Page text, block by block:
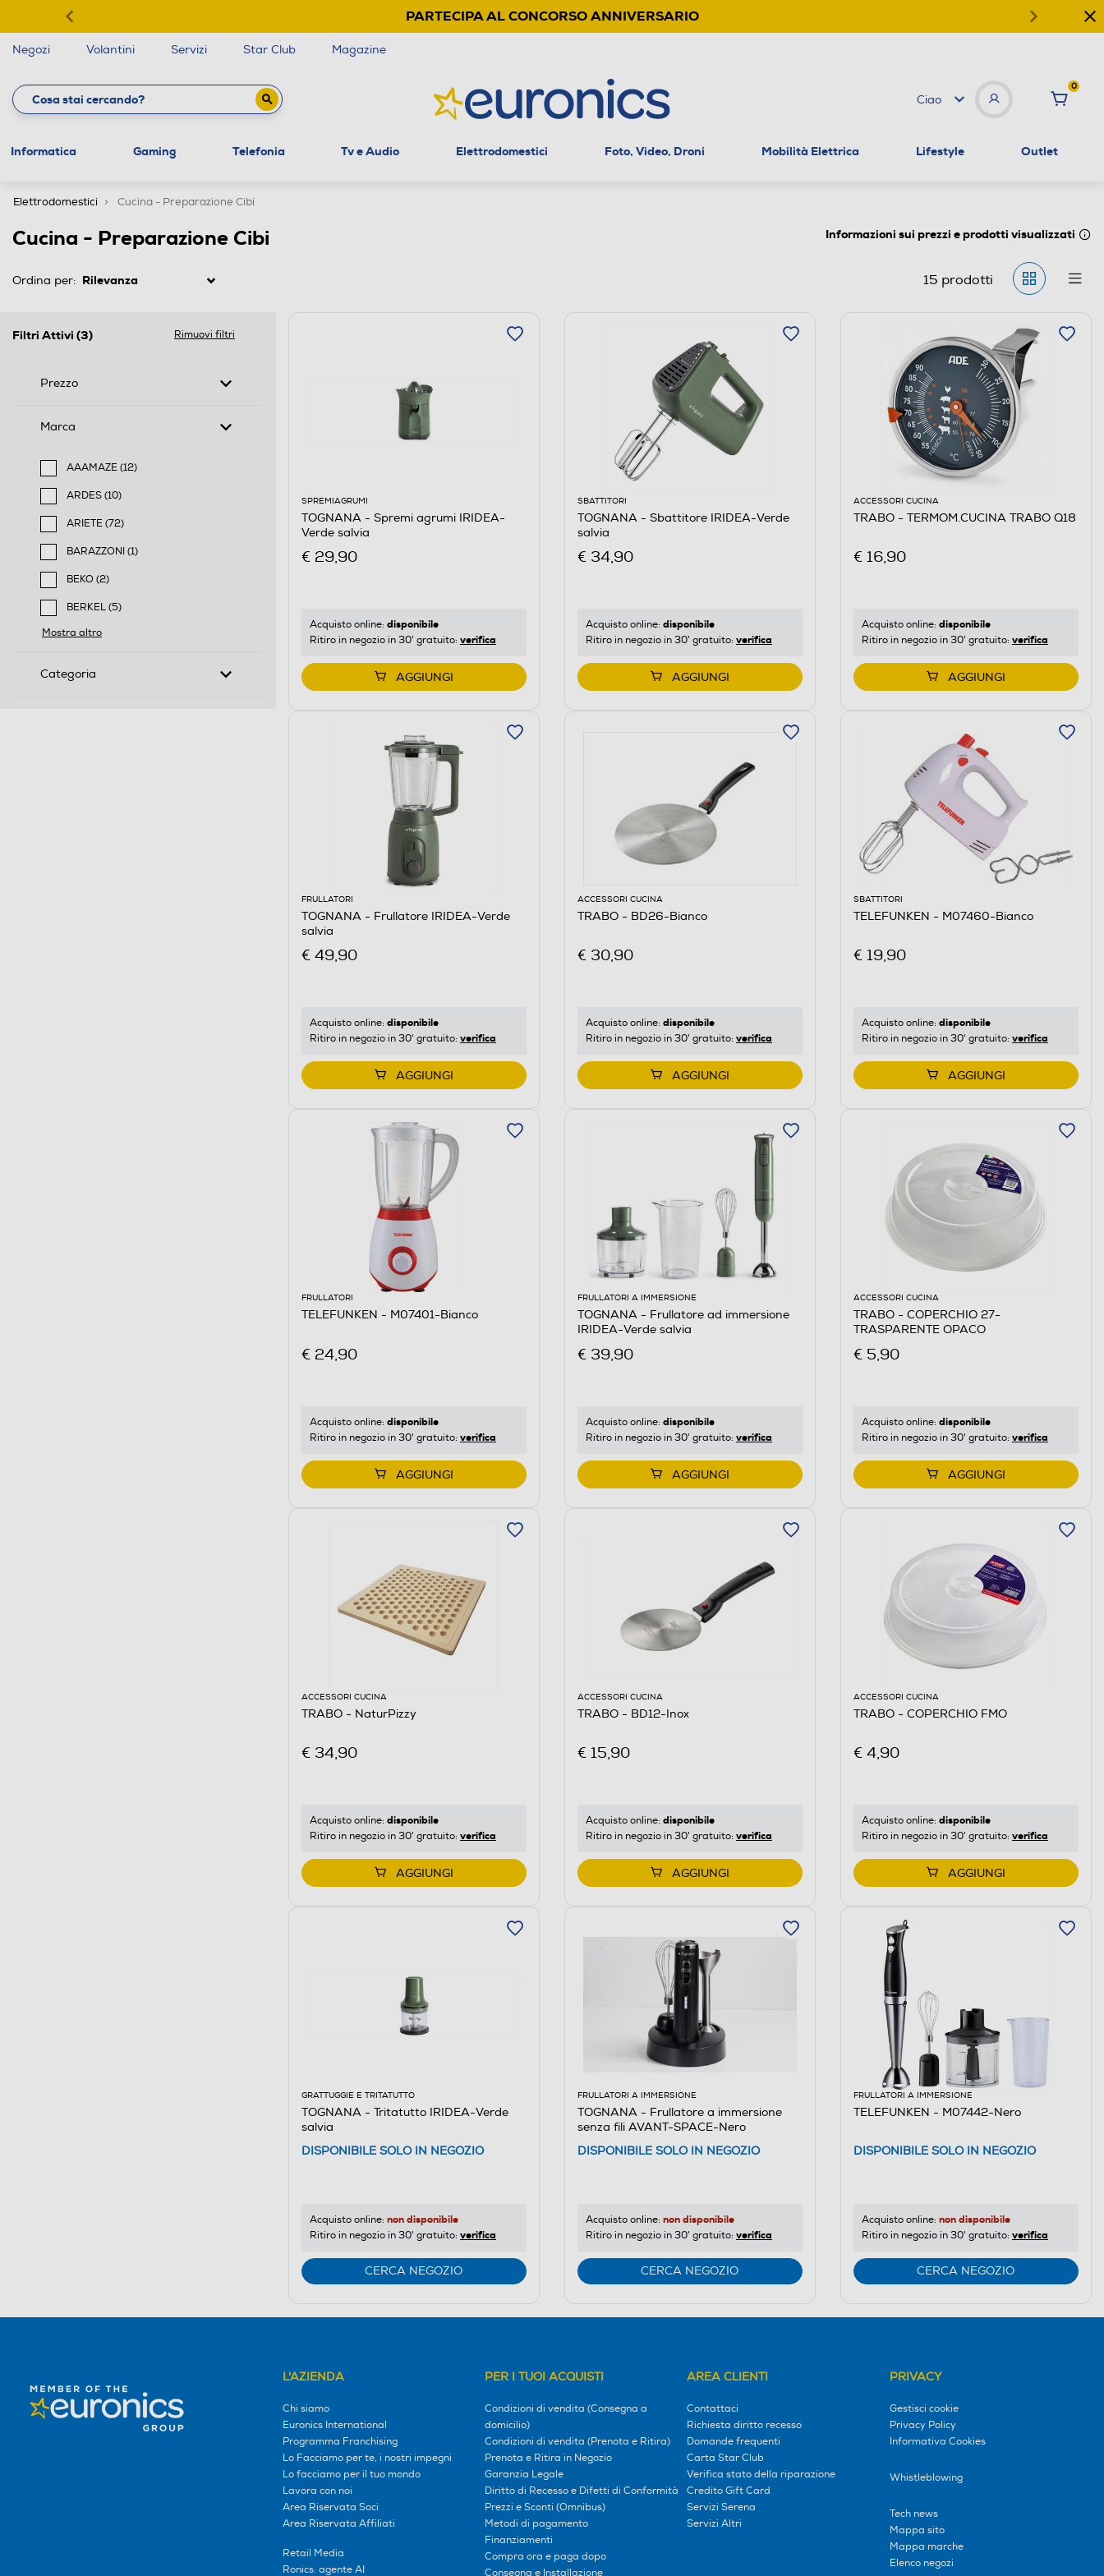
PARTECIPA AL CONCORSO ANNIVERSARIO
Negozi Volantini Servizi Star Club Magazine
Ciao
0
Informatica Gaming Telefonia Tv e Audio Elettrodomestici Foto, Video, Droni Mobilità Elettrica Lifestyle Outlet
Elettrodomestici Cucina - Preparazione Cibi
Cucina - Preparazione Cibi Informazioni sui prezzi e prodotti visualizzati
Ordina per: 15 prodotti
Filtri Attivi (3) Rimuovi filtri
Prezzo
Marca
AAAMAZE (12)
Filtra per Marca: AAAMAZE
ARDES (10)
Filtra per Marca: ARDES
ARIETE (72)
Filtra per Marca: ARIETE
BARAZZONI (1)
Filtra per Marca: BARAZZONI
BEKO (2)
Filtra per Marca: BEKO
BERKEL (5)
Filtra per Marca: BERKEL
Mostra altro
Categoria
SPREMIAGRUMI
TOGNANA - Spremi agrumi IRIDEA-
Verde salvia
€ 29,90
Acquisto online: disponibile
Ritiro in negozio in 30' gratuito: verifica
AGGIUNGI
SBATTITORI
TOGNANA - Sbattitore IRIDEA-Verde
salvia
€ 34,90
Acquisto online: disponibile
Ritiro in negozio in 30' gratuito: verifica
AGGIUNGI
ACCESSORI CUCINA
TRABO - TERMOM.CUCINA TRABO Q18
€ 16,90
Acquisto online: disponibile
Ritiro in negozio in 30' gratuito: verifica
AGGIUNGI
FRULLATORI
TOGNANA - Frullatore IRIDEA-Verde
salvia
€ 49,90
Acquisto online: disponibile
Ritiro in negozio in 30' gratuito: verifica
AGGIUNGI
ACCESSORI CUCINA
TRABO - BD26-Bianco
€ 30,90
Acquisto online: disponibile
Ritiro in negozio in 30' gratuito: verifica
AGGIUNGI
SBATTITORI
TELEFUNKEN - M07460-Bianco
€ 19,90
Acquisto online: disponibile
Ritiro in negozio in 30' gratuito: verifica
AGGIUNGI
FRULLATORI
TELEFUNKEN - M07401-Bianco
€ 24,90
Acquisto online: disponibile
Ritiro in negozio in 30' gratuito: verifica
AGGIUNGI
FRULLATORI A IMMERSIONE
TOGNANA - Frullatore ad immersione
IRIDEA-Verde salvia
€ 39,90
Acquisto online: disponibile
Ritiro in negozio in 30' gratuito: verifica
AGGIUNGI
ACCESSORI CUCINA
TRABO - COPERCHIO 27-
TRASPARENTE OPACO
€ 5,90
Acquisto online: disponibile
Ritiro in negozio in 30' gratuito: verifica
AGGIUNGI
ACCESSORI CUCINA
TRABO - NaturPizzy
€ 34,90
Acquisto online: disponibile
Ritiro in negozio in 30' gratuito: verifica
AGGIUNGI
ACCESSORI CUCINA
TRABO - BD12-Inox
€ 15,90
Acquisto online: disponibile
Ritiro in negozio in 30' gratuito: verifica
AGGIUNGI
ACCESSORI CUCINA
TRABO - COPERCHIO FMO
€ 4,90
Acquisto online: disponibile
Ritiro in negozio in 30' gratuito: verifica
AGGIUNGI
GRATTUGGIE E TRITATUTTO
TOGNANA - Tritatutto IRIDEA-Verde
salvia
DISPONIBILE SOLO IN NEGOZIO
Acquisto online: non disponibile
Ritiro in negozio in 30' gratuito: verifica
CERCA NEGOZIO
FRULLATORI A IMMERSIONE
TOGNANA - Frullatore a immersione
senza fili AVANT-SPACE-Nero
DISPONIBILE SOLO IN NEGOZIO
Acquisto online: non disponibile
Ritiro in negozio in 30' gratuito: verifica
CERCA NEGOZIO
FRULLATORI A IMMERSIONE
TELEFUNKEN - M07442-Nero
DISPONIBILE SOLO IN NEGOZIO
Acquisto online: non disponibile
Ritiro in negozio in 30' gratuito: verifica
CERCA NEGOZIO
L'AZIENDA
Chi siamo
Euronics International
Programma Franchising
Lo Facciamo per te, i nostri impegni
Lo facciamo per il tuo mondo
Lavora con noi
Area Riservata Soci
Area Riservata Affiliati
Retail Media
Ronics: agente AI
PER I TUOI ACQUISTI
Condizioni di vendita (Consegna a
domicilio)
Condizioni di vendita (Prenota e Ritira)
Prenota e Ritira in Negozio
Garanzia Legale
Diritto di Recesso e Difetti di Conformità
Prezzi e Sconti (Omnibus)
Metodi di pagamento
Finanziamenti
Compra ora e paga dopo
Consegna e Installazione
AREA CLIENTI
Contattaci
Richiesta diritto recesso
Domande frequenti
Carta Star Club
Verifica stato della riparazione
Credito Gift Card
Servizi Serena
Servizi Altri
PRIVACY
Gestisci cookie
Privacy Policy
Informativa Cookies
Whistleblowing
Tech news
Mappa sito
Mappa marche
Elenco negozi